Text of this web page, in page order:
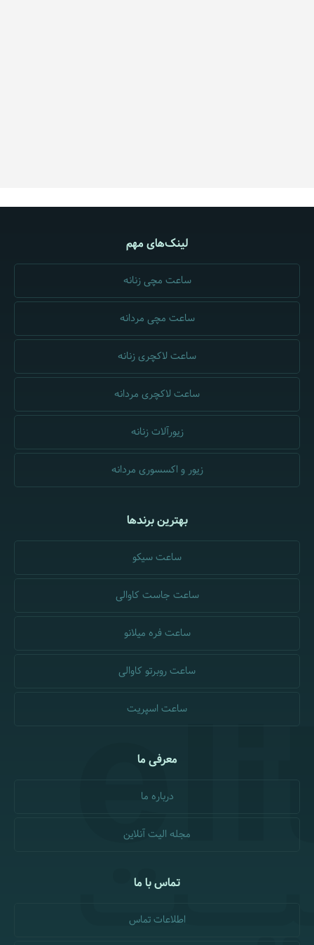
لینک‌های مهم
ساعت مچی زنانه
ساعت مچی مردانه
ساعت لاکچری زنانه
ساعت لاکچری مردانه
زیورآلات زنانه
زیور و اکسسوری مردانه
بهترین برندها
ساعت سیکو
ساعت جاست کاوالی
ساعت فره میلانو
ساعت روبرتو کاوالی
ساعت اسپریت
معرفی ما
درباره ما
مجله الیت آنلاین
تماس با ما
اطلاعات تماس